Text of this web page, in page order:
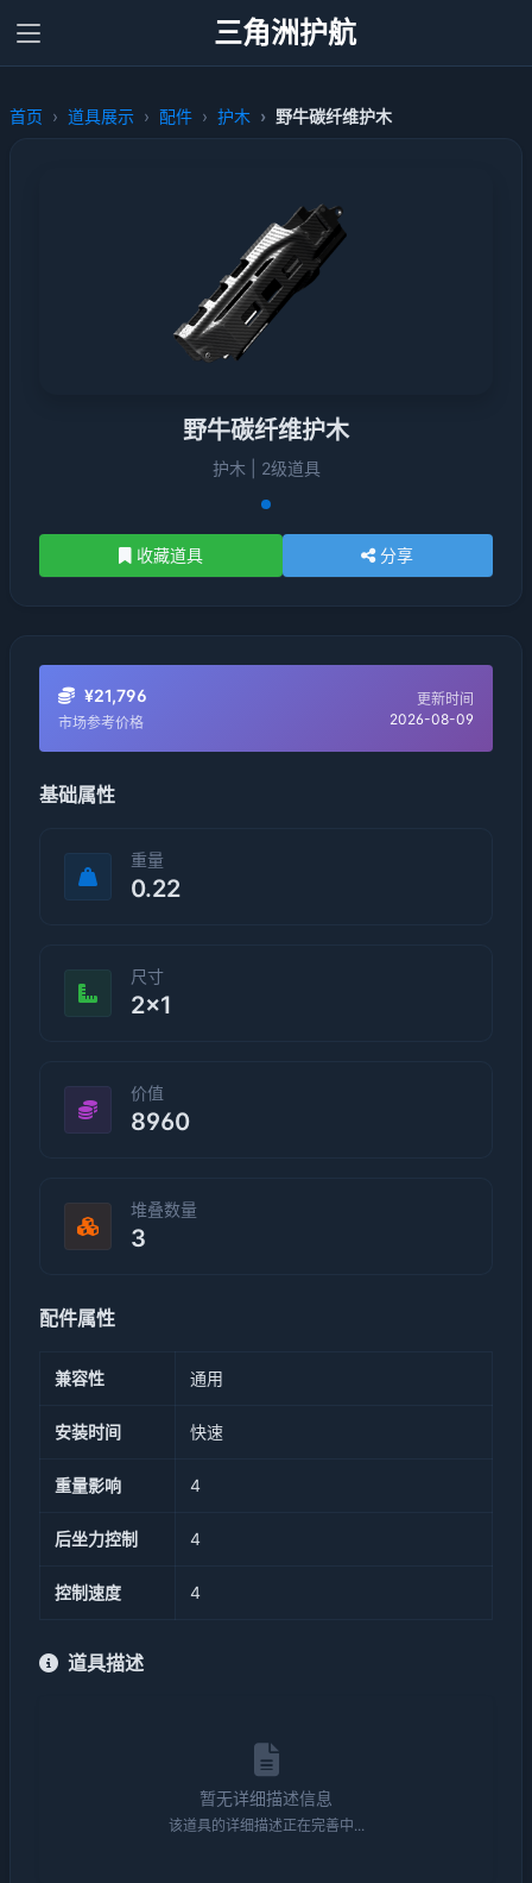
三角洲护航
首页 道具展示 配件 护木 野牛碳纤维护木
野牛碳纤维护木
护木 | 2级道具
收藏道具 分享
¥21,796
市场参考价格
更新时间
2026-08-09
基础属性
重量
0.22
尺寸
2×1
价值
8960
堆叠数量
3
配件属性
兼容性 通用
安装时间 快速
重量影响 4
后坐力控制 4
控制速度 4
道具描述
暂无详细描述信息
该道具的详细描述正在完善中...